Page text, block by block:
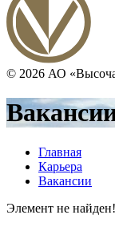
© 2026 АО
Главная
Карьера
Вакансии
Элемент не найден!